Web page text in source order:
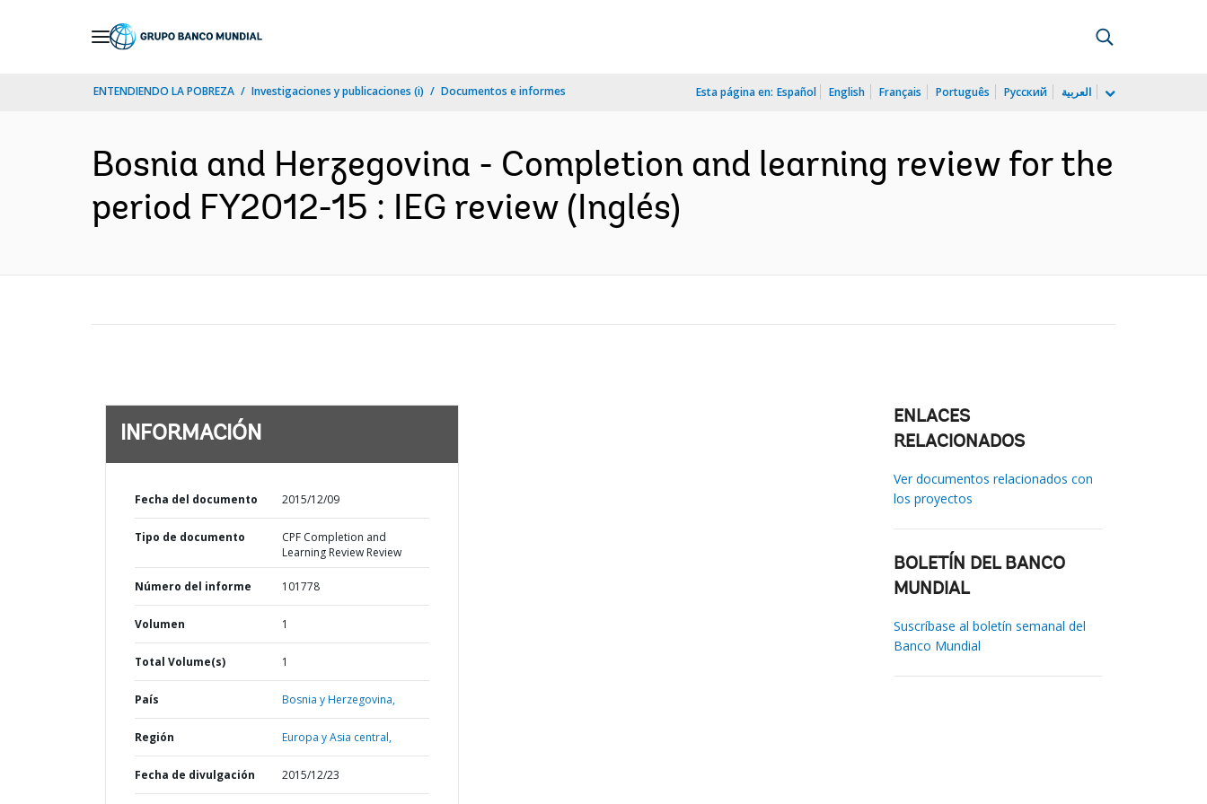
ENTENDIENDO LA POBREZA Investigaciones y publicaciones (i) Documentos e informes Esta página en: Español English Français Português Русский العربية
Bosnia and Herzegovina - Completion and learning review for the
period FY2012-15 : IEG review (Inglés)
INFORMACIÓN
Fecha del documento 2015/12/09
Tipo de documento
CPF Completion and
Learning Review Review
Número del informe 101778
Volumen 1
Total Volume(s) 1
País Bosnia y Herzegovina,
Región Europa y Asia central,
Fecha de divulgación 2015/12/23
ENLACES
RELACIONADOS
Ver documentos relacionados con
los proyectos
BOLETÍN DEL BANCO
MUNDIAL
Suscríbase al boletín semanal del
Banco Mundial